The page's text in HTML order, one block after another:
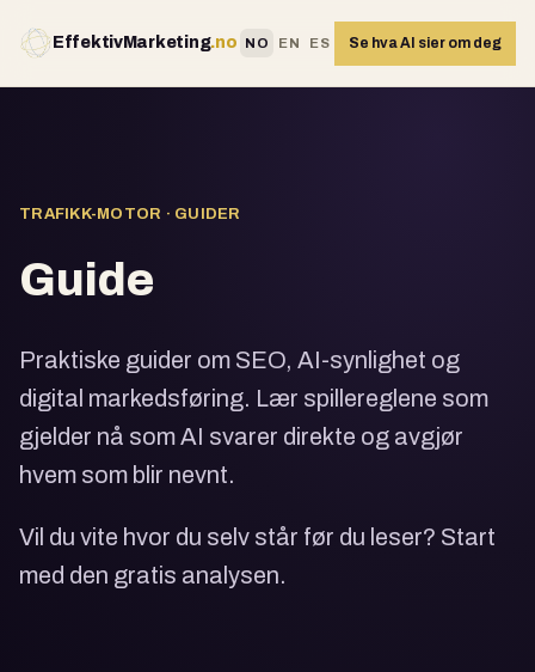
EffektivMarketing.no NO EN ES Se hva AI sier om deg
TRAFIKK-MOTOR · GUIDER
Guide
Praktiske guider om SEO, AI-synlighet og
digital markedsføring. Lær spillereglene som
gjelder nå som AI svarer direkte og avgjør
hvem som blir nevnt.
Vil du vite hvor du selv står før du leser? Start
med den gratis analysen.